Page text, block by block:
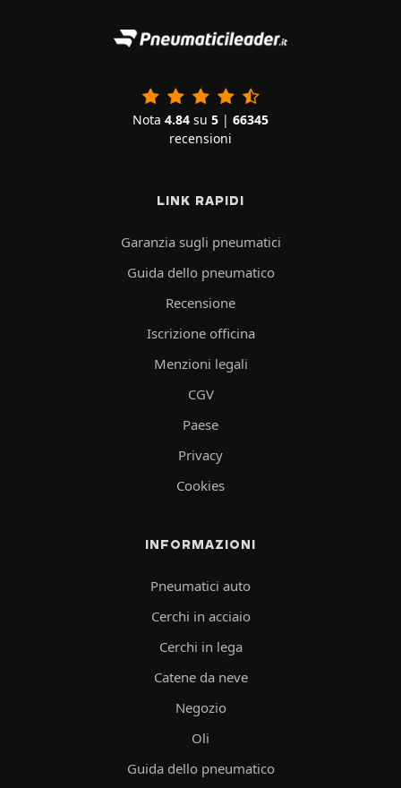
Nota 4.84 su 5 | 66345
recensioni
LINK RAPIDI
Garanzia sugli pneumatici
Guida dello pneumatico
Recensione
Iscrizione officina
Menzioni legali
CGV
Paese
Privacy
Cookies
INFORMAZIONI
Pneumatici auto
Cerchi in acciaio
Cerchi in lega
Catene da neve
Negozio
Oli
Guida dello pneumatico